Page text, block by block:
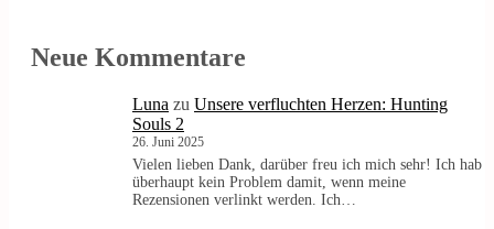
Neue Kommentare
Luna zu Unsere verfluchten Herzen: Hunting
Souls 2
26. Juni 2025
Vielen lieben Dank, darüber freu ich mich sehr! Ich hab
überhaupt kein Problem damit, wenn meine
Rezensionen verlinkt werden. Ich…